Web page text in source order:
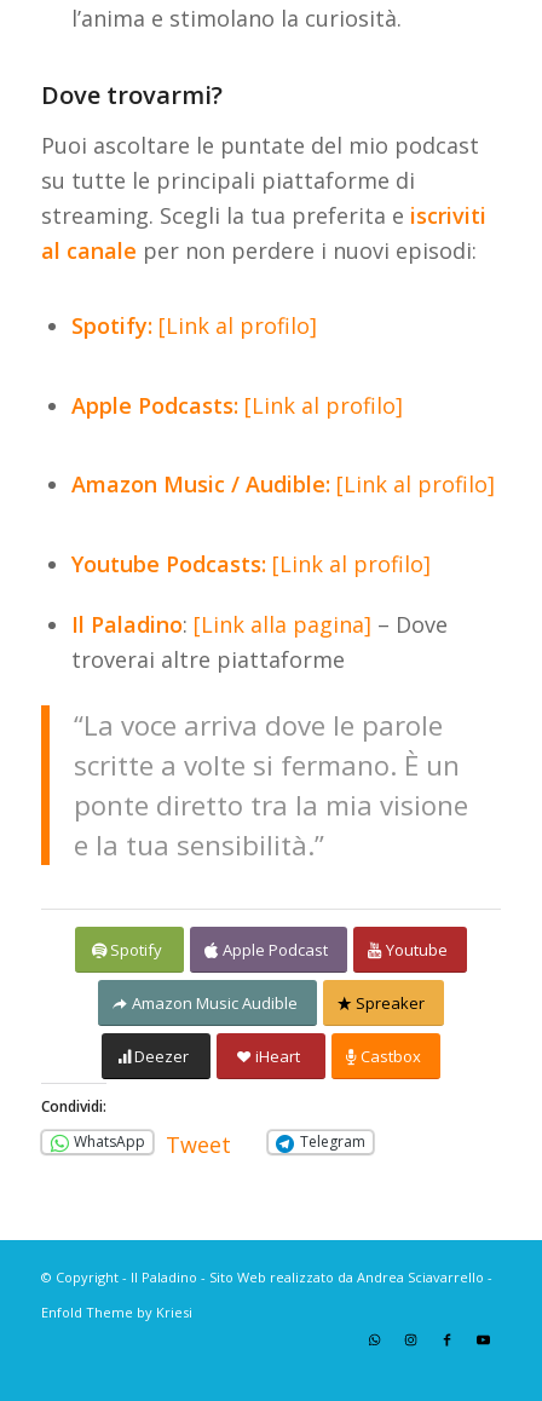
l’anima e stimolano la curiosità.
Dove trovarmi?
Puoi ascoltare le puntate del mio podcast
su tutte le principali piattaforme di
streaming. Scegli la tua preferita e iscriviti
al canale per non perdere i nuovi episodi:
Spotify: [Link al profilo]
Apple Podcasts: [Link al profilo]
Amazon Music / Audible: [Link al profilo]
Youtube Podcasts: [Link al profilo]
Il Paladino: [Link alla pagina] – Dove
troverai altre piattaforme
“La voce arriva dove le parole
scritte a volte si fermano. È un
ponte diretto tra la mia visione
e la tua sensibilità.”
Spotify Apple Podcast Youtube
Amazon Music Audible Spreaker
Deezer iHeart Castbox
Condividi:
WhatsApp
Tweet Telegram
© Copyright - Il Paladino - Sito Web realizzato da Andrea Sciavarrello -
Enfold Theme by Kriesi